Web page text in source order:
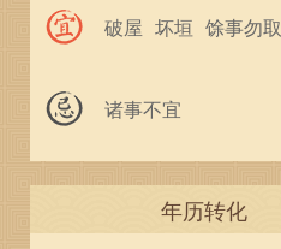
破屋 坏垣 馀事勿取
诸事不宜
年历转化